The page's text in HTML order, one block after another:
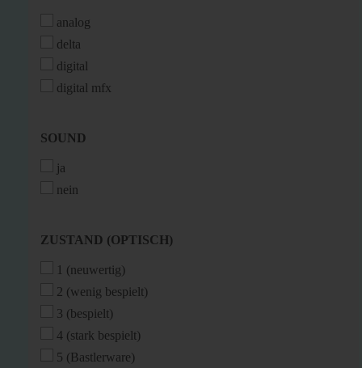
analog
delta
digital
digital mfx
SOUND
SOUND
ja
nein
ZUSTAND
ZUSTAND (OPTISCH)
1 (neuwertig)
2 (wenig bespielt)
3 (bespielt)
4 (stark bespielt)
5 (Bastlerware)